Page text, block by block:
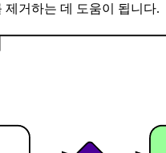
거하는 데 도움이 됩니다.